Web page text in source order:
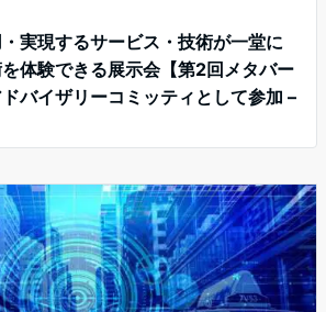
実現するサービス・技術が一堂に
体験できる展示会【第2回メタバー
バイザリーコミッティとして参加 –